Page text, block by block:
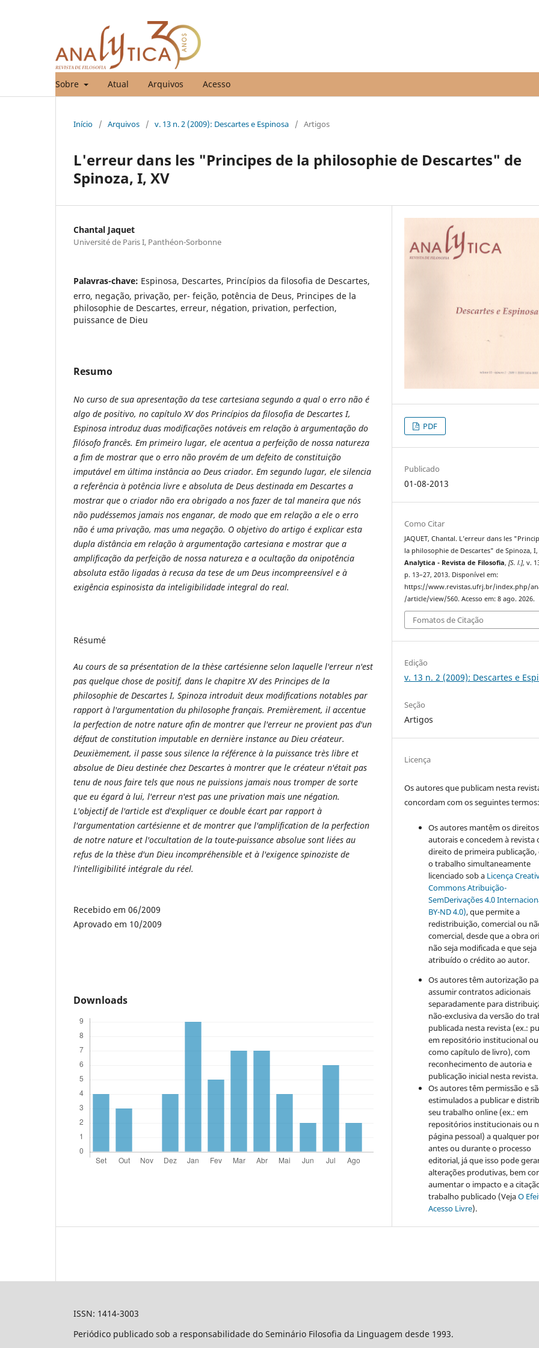
Sobre Atual Arquivos Acesso
Início / Arquivos / v. 13 n. 2 (2009): Descartes e Espinosa / Artigos
L'erreur dans les "Principes de la philosophie de Descartes" de
Spinoza, I, XV
Chantal Jaquet
Université de Paris I, Panthéon-Sorbonne
Palavras-chave: Espinosa, Descartes, Princípios da filosofia de Descartes,
erro, negação, privação, per- feição, potência de Deus, Principes de la
philosophie de Descartes, erreur, négation, privation, perfection,
puissance de Dieu
Resumo
No curso de sua apresentação da tese cartesiana segundo a qual o erro não é
algo de positivo, no capítulo XV dos Princípios da filosofia de Descartes I,
Espinosa introduz duas modificações notáveis em relação à argumentação do
filósofo francês. Em primeiro lugar, ele acentua a perfeição de nossa natureza
a fim de mostrar que o erro não provém de um defeito de constituição
imputável em última instância ao Deus criador. Em segundo lugar, ele silencia
a referência à potência livre e absoluta de Deus destinada em Descartes a
mostrar que o criador não era obrigado a nos fazer de tal maneira que nós
não pudéssemos jamais nos enganar, de modo que em relação a ele o erro
não é uma privação, mas uma negação. O objetivo do artigo é explicar esta
dupla distância em relação à argumentação cartesiana e mostrar que a
amplificação da perfeição de nossa natureza e a ocultação da onipotência
absoluta estão ligadas à recusa da tese de um Deus incompreensível e à
exigência espinosista da inteligibilidade integral do real.
Résumé
Au cours de sa présentation de la thèse cartésienne selon laquelle l'erreur n'est
pas quelque chose de positif, dans le chapitre XV des Principes de la
philosophie de Descartes I, Spinoza introduit deux modifications notables par
rapport à l'argumentation du philosophe français. Premièrement, il accentue
la perfection de notre nature afin de montrer que l'erreur ne provient pas d'un
défaut de constitution imputable en dernière instance au Dieu créateur.
Deuxièmement, il passe sous silence la référence à la puissance très libre et
absolue de Dieu destinée chez Descartes à montrer que le créateur n'était pas
tenu de nous faire tels que nous ne puissions jamais nous tromper de sorte
que eu égard à lui, l'erreur n'est pas une privation mais une négation.
L'objectif de l'article est d'expliquer ce double écart par rapport à
l'argumentation cartésienne et de montrer que l'amplification de la perfection
de notre nature et l'occultation de la toute-puissance absolue sont liées au
refus de la thèse d'un Dieu incompréhensible et à l'exigence spinoziste de
l'intelligibilité intégrale du réel.
Recebido em 06/2009
Aprovado em 10/2009
Downloads
PDF
Publicado
01-08-2013
Como Citar
JAQUET, Chantal. L’erreur dans les
la philosophie de Descartes" de Spinoza, I,
Analytica - Revista de Filosofia,[S. l.], v.
p. 13–27, 2013. Disponível em:
https://www.revistas.ufrj.br/index.php/
/article/view/560. Acesso em: 8 ago. 2026.
Fomatos de Citação
Edição
v. 13 n. 2 (2009): Descartes e
Seção
Artigos
Licença
Os autores que publicam nesta
concordam com os seguintes termos:
Os autores mantêm os direitos
autorais e concedem à revista
direito de primeira publicação,
o trabalho simultaneamente
licenciado sob a Licença
Commons Atribuição-
SemDerivações 4.0
BY-ND 4.0), que permite a
redistribuição, comercial ou
comercial, desde que a obra
não seja modificada e que seja
atribuído o crédito ao autor.
Os autores têm autorização
assumir contratos adicionais
separadamente para
não-exclusiva da versão do
publicada nesta revista (ex.:
em repositório institucional ou
como capítulo de livro), com
reconhecimento de autoria e
publicação inicial nesta revista.
Os autores têm permissão e
estimulados a publicar e
seu trabalho online (ex.: em
repositórios institucionais ou
página pessoal) a qualquer
antes ou durante o processo
editorial, já que isso pode
alterações produtivas, bem
aumentar o impacto e a
trabalho publicado (VejaO
Acesso Livre).
ISSN: 1414-3003
Periódico publicado sob a responsabilidade do Seminário Filosofia da Linguagem desde 1993.